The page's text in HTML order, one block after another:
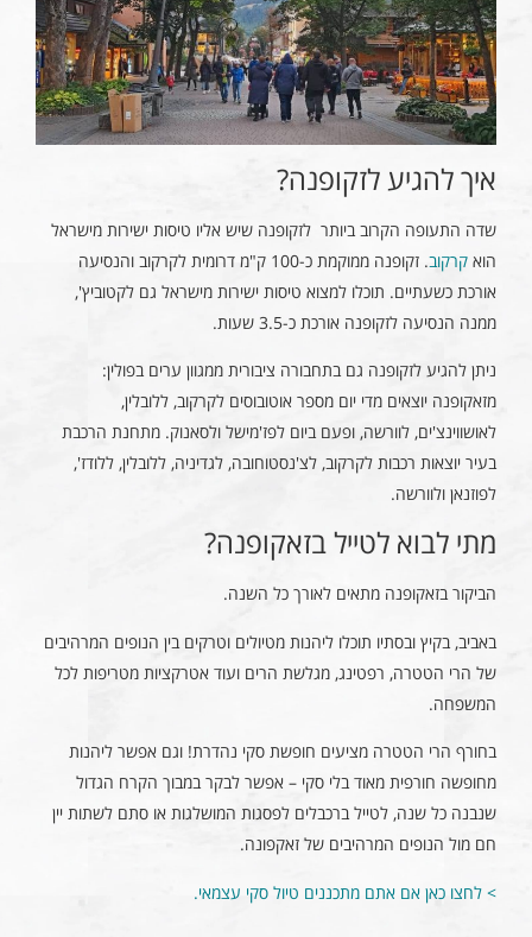
איך להגיע לזקופנה?
שדה התעופה הקרוב ביותר לזקופנה שיש אליו טיסות ישירות מישראל
הוא קרקוב
. זקופנה ממוקמת כ-100 ק"מ דרומית לקרקוב והנסיעה
אורכת כשעתיים. תוכלו למצוא טיסות ישירות מישראל גם לקטוביץ',
ממנה הנסיעה לזקופנה אורכת כ-3.5 שעות.
ניתן להגיע לזקופנה גם בתחבורה ציבורית ממגוון ערים בפולין:
מזאקופנה יוצאים מדי יום מספר אוטובוסים לקרקוב, ללובלין,
לאושווינצ'ים, לוורשה, ופעם ביום לפז'מישל ולסאנוק. מתחנת הרכבת
בעיר יוצאות רכבות לקרקוב, לצ'נסטוחובה, לגדיניה, ללובלין, ללודז',
לפוזנאן ולוורשה.
מתי לבוא לטייל בזאקופנה?
הביקור בזאקופנה מתאים לאורך כל השנה.
באביב, בקיץ ובסתיו תוכלו ליהנות מטיולים וטרקים בין הנופים המרהיבים
של הרי הטטרה, רפטינג, מגלשת הרים ועוד אטרקציות מטריפות לכל
המשפחה.
בחורף הרי הטטרה מציעים חופשת סקי נהדרת! וגם אפשר ליהנות
מחופשה חורפית מאוד בלי סקי – אפשר לבקר במבוך הקרח הגדול
שנבנה כל שנה, לטייל ברכבלים לפסגות המושלגות או סתם לשתות יין
חם מול הנופים המרהיבים של זאקפונה.
> לחצו כאן אם אתם מתכננים טיול סקי עצמאי.